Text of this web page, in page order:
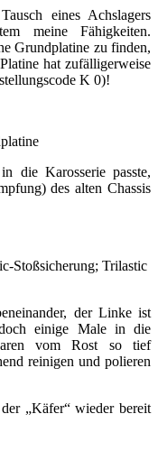
eines Achslagers
meine Fähigkeiten.
Grundplatine zu finden,
hat zufälligerweise
K 0)!
die Karosserie passte,
des alten Chassis
Stoßsicherung; Trilastic
der Linke ist
einige Male in die
vom Rost so tief
reinigen und polieren
„Käfer“ wieder bereit